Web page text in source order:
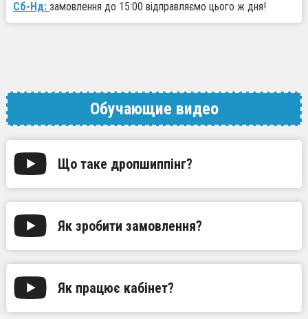
Сб-Нд: замовлення до 15:00 відправляємо цього ж дня!
Обучающие видео
Що таке дропшиппінг?
Як зробити замовлення?
Як працює кабінет?